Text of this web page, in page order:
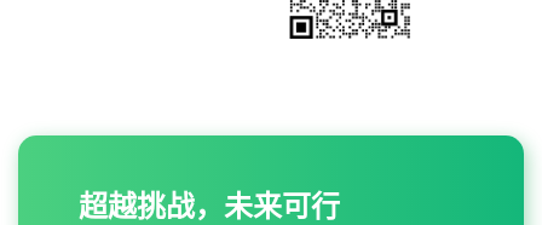
超越挑战，未来可行